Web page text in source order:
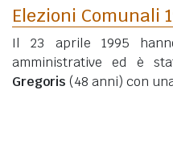
Elezioni Comunali
Il 23 aprile 1995
amministrative ed è
Gregoris (48 anni) con